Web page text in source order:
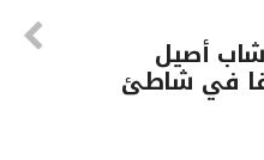
شاب أصيل
في شاطئ